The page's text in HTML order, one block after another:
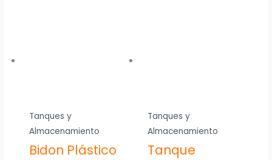
Tanques y
Almacenamiento
Bidon Plástico
Tanques y
Almacenamiento
Tanque